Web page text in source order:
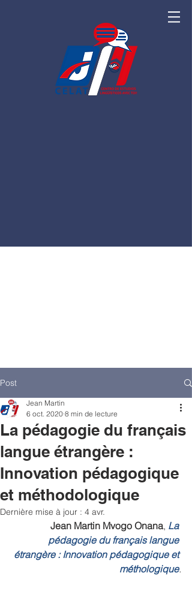
Post
La pédagogie du français
langue étrangère :
Innovation pédagogique
et méthodologique
Jean Martin
6 oct. 2020 8 min de lecture
Dernière mise à jour : 4 avr.
Jean Martin Mvogo Onana, La
pédagogie du français langue
étrangère : Innovation pédagogique et
méthologique.